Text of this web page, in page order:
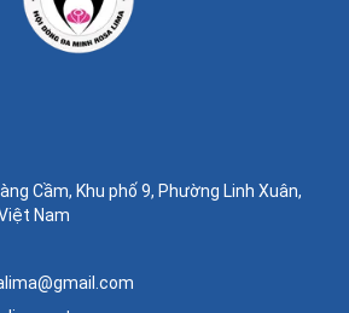
Cầm, Khu phố 9, Phường Linh Xuân,
Nam